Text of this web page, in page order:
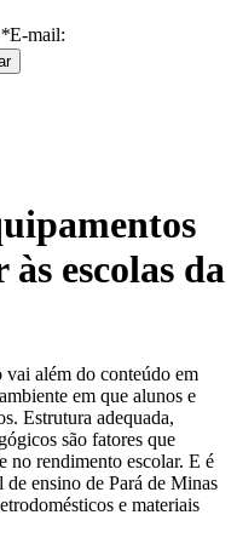
*E-mail:
escolas da
vai além do conteúdo em
em que alunos e
Estrutura adequada,
são fatores que
no rendimento escolar. E é
ensino de Pará de Minas
e materiais